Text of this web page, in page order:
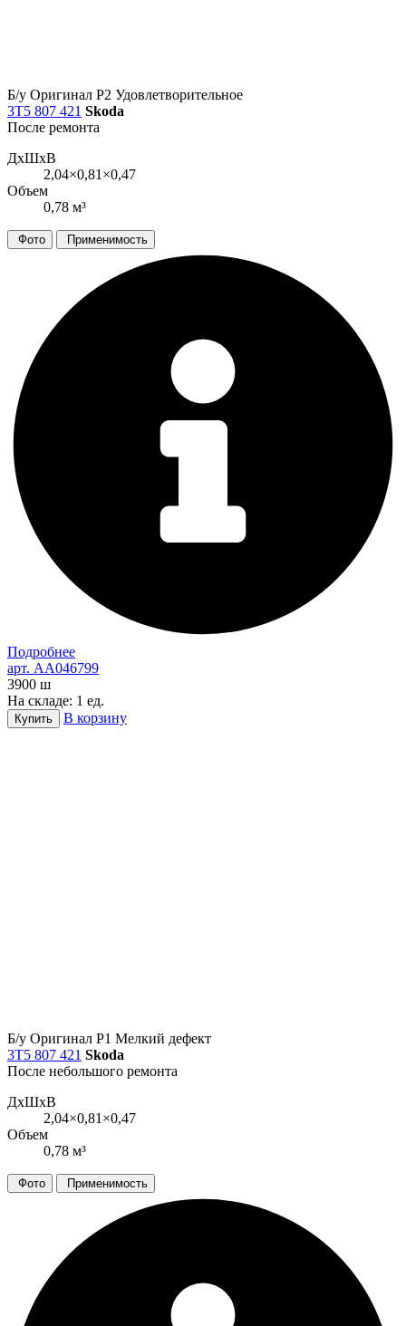
Б/у Оригинал Р2 Удовлетворительное
3T5 807 421 Skoda
После ремонта
ДxШxВ
2,04×0,81×0,47
Объем
0,78 м³
Фото Применимость
Подробнее
арт. AA046799
3900 ш
На складе: 1 ед.
Купить В корзину
Б/у Оригинал Р1 Мелкий дефект
3T5 807 421 Skoda
После небольшого ремонта
ДxШxВ
2,04×0,81×0,47
Объем
0,78 м³
Фото Применимость